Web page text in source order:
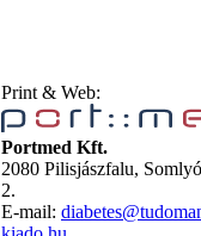
Print & Web:
Portmed Kft.
2080 Pilisjászfalu,
2.
E-mail: